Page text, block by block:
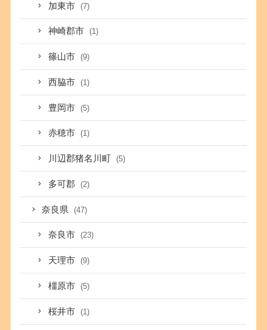
加東市 (7)
神崎郡市 (1)
篠山市 (9)
西脇市 (1)
豊岡市 (5)
赤穂市 (1)
川辺郡猪名川町 (5)
多可郡 (2)
奈良県 (47)
奈良市 (23)
天理市 (9)
橿原市 (5)
桜井市 (1)